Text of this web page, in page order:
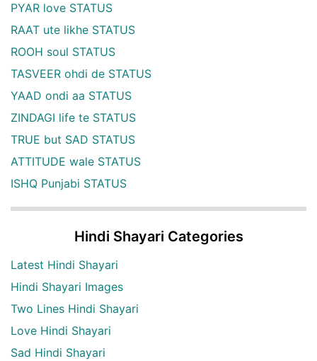
PYAR love STATUS
RAAT ute likhe STATUS
ROOH soul STATUS
TASVEER ohdi de STATUS
YAAD ondi aa STATUS
ZINDAGI life te STATUS
TRUE but SAD STATUS
ATTITUDE wale STATUS
ISHQ Punjabi STATUS
Hindi Shayari Categories
Latest Hindi Shayari
Hindi Shayari Images
Two Lines Hindi Shayari
Love Hindi Shayari
Sad Hindi Shayari